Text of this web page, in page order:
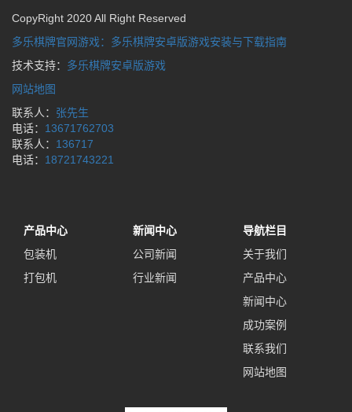
CopyRight 2020 All Right Reserved
多乐棋牌官网游戏：多乐棋牌安卓版游戏安装与下载指南
技术支持： 多乐棋牌安卓版游戏
网站地图
联系人： 张先生
电话： 13671762703
联系人： 136717
电话： 18721743221
产品中心
包装机
打包机
新闻中心
公司新闻
行业新闻
导航栏目
关于我们
产品中心
新闻中心
成功案例
联系我们
网站地图